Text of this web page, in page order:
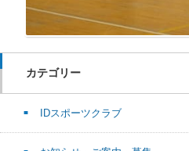
カテゴリー
IDスポーツクラブ